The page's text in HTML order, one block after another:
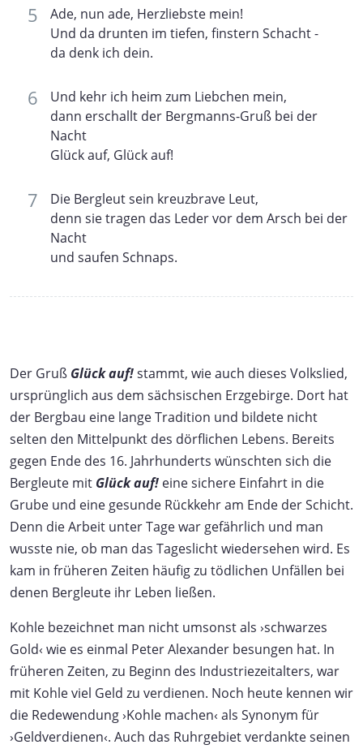
Ade, nun ade, Herzliebste mein!
Und da drunten im tiefen, finstern Schacht -
da denk ich dein.
Und kehr ich heim zum Liebchen mein,
dann erschallt der Bergmanns-Gruß bei der
Nacht
Glück auf, Glück auf!
Die Bergleut sein kreuzbrave Leut,
denn sie tragen das Leder vor dem Arsch bei der
Nacht
und saufen Schnaps.
Der Gruß Glück auf!stammt, wie auch dieses Volkslied,
ursprünglich aus dem sächsischen Erzgebirge. Dort hat
der Bergbau eine lange Tradition und bildete nicht
selten den Mittelpunkt des dörflichen Lebens. Bereits
gegen Ende des 16. Jahrhunderts wünschten sich die
Bergleute mit Glück auf! eine sichere Einfahrt in die
Grube und eine gesunde Rückkehr am Ende der Schicht.
Denn die Arbeit unter Tage war gefährlich und man
wusste nie, ob man das Tageslicht wiedersehen wird. Es
kam in früheren Zeiten häufig zu tödlichen Unfällen bei
denen Bergleute ihr Leben ließen.
Kohle bezeichnet man nicht umsonst als ›schwarzes
Gold‹ wie es einmal Peter Alexander besungen hat. In
früheren Zeiten, zu Beginn des Industriezeitalters, war
mit Kohle viel Geld zu verdienen. Noch heute kennen wir
die Redewendung ›Kohle machen‹ als Synonym für
›Geldverdienen‹. Auch das Ruhrgebiet verdankte seinen